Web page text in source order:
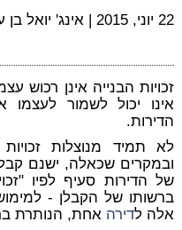
22 יוני, 2015 | אינג' יואל בן
זכויות הבנייה אינן רכוש
אינו יכול לשמור לעצמו
הדירות.
לא תמיד מנוצלות
ובמקרים שכאלה, ישנם
של הדירות סעיף לפיו
ברשותו של הקבלן - למימוש
אלה לדירה אחת, הנותרת